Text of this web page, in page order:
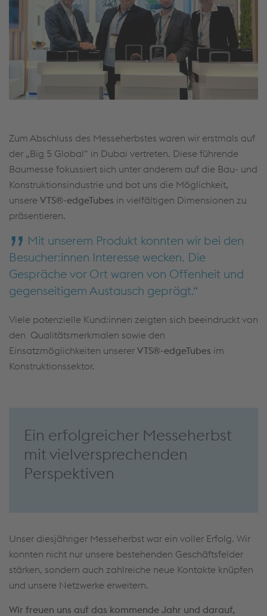
Zum Abschluss des Messeherbstes waren wir erstmals auf
der „Big 5 Global“ in Dubai vertreten. Diese führende
Baumesse fokussiert sich unter anderem auf die Bau- und
Konstruktionsindustrie und bot uns die Möglichkeit,
unsere VTS®-edgeTubes in vielfältigen Dimensionen zu
präsentieren.
Mit unserem Produkt konnten wir bei den
Besucher:innen Interesse wecken. Die
Gespräche vor Ort waren von Offenheit und
gegenseitigem Austausch geprägt.
Viele potenzielle Kund:innen zeigten sich beeindruckt von
den Qualitätsmerkmalen sowie den
Einsatzmöglichkeiten unserer VTS®-edgeTubes im
Konstruktionssektor.
Ein erfolgreicher Messeherbst
mit vielversprechenden
Perspektiven
Unser diesjähriger Messeherbst war ein voller Erfolg. Wir
konnten nicht nur unsere bestehenden Geschäftsfelder
stärken, sondern auch zahlreiche neue Kontakte knüpfen
und unsere Netzwerke erweitern.
Wir freuen uns auf das kommende Jahr und darauf,